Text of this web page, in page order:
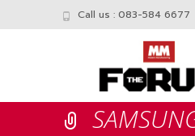
Call us : 083-584 6677